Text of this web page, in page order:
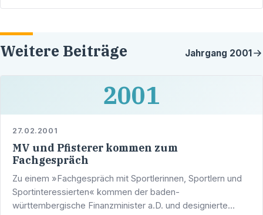
Weitere Beiträge Jahrgang 2001
2001
27.02.2001
MV und Pfisterer kommen zum
Fachgespräch
Zu einem »Fachgespräch mit Sportlerinnen, Sportlern und
Sportinteressierten« kommen der baden-
württembergische Finanzminister a.D. und designierte